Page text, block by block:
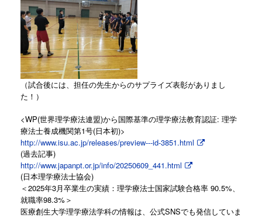
（試合後には、担任の先生からのサプライズ表彰がありまし
た！）
<WP(世界理学療法連盟)から国際基準の理学療法教育認証: 理学
療法士養成機関第1号(日本初)>
http://www.isu.ac.jp/releases/preview---id-3851.html
(過去記事)
http://www.japanpt.or.jp/info/20250609_441.html
(日本理学療法士協会)
＜ 2025年3月卒業生の実績：理学療法士国家試験合格率90.5%
就職率98.3% ＞
医療創生大学理学療法学科の情報は、公式SNSでも発信していま